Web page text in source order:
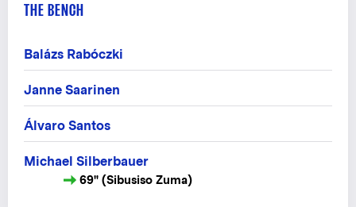
THE BENCH
Balázs Rabóczki
Janne Saarinen
Álvaro Santos
Michael Silberbauer
69" (Sibusiso Zuma)